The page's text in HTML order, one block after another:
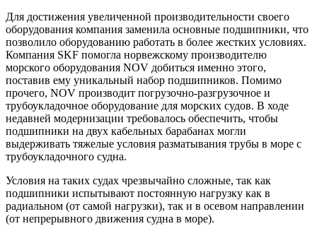
Для достижения увеличенной производительности своего
оборудования компания заменила основные подшипники, что
позволило оборудованию работать в более жестких условиях.
Компания SKF помогла норвежскому производителю
морского оборудования NOV добиться именно этого,
поставив ему уникальный набор подшипников. Помимо
прочего, NOV производит погрузочно-разгрузочное и
трубоукладочное оборудование для морских судов. В ходе
недавней модернизации требовалось обеспечить, чтобы
подшипники на двух кабельных барабанах могли
выдерживать тяжелые условия разматывания трубы в море с
трубоукладочного судна.
Условия на таких судах чрезвычайно сложные, так как
подшипники испытывают постоянную нагрузку как в
радиальном (от самой нагрузки), так и в осевом направлении
(от непрерывного движения судна в море).